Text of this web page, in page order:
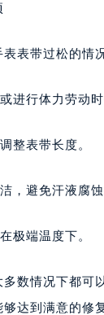
表带过松的情
进行体力劳动时
整表带长度。
，避免汗液腐蚀
极端温度下。
数情况下都可
达到满意的修